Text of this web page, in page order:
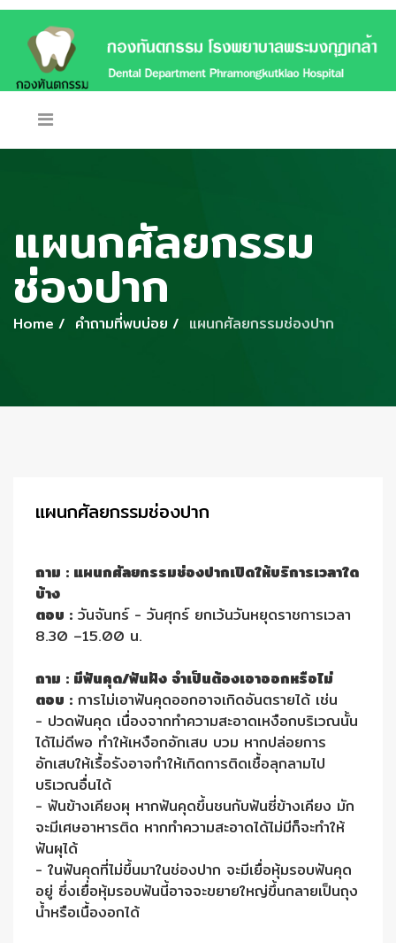
แผนกศัลยกรรม
ช่องปาก
Home คำถามที่พบบ่อย แผนกศัลยกรรมช่องปาก
แผนกศัลยกรรมช่องปาก
ถาม : แผนกศัลยกรรมช่องปากเปิดให้บริการเวลาใด
บ้าง
ตอบ : วันจันทร์ - วันศุกร์ ยกเว้นวันหยุดราชการเวลา
8.30 –15.00 น.
ถาม : มีฟันคุด/ฟันฝัง จำเป็นต้องเอาออกหรือไม่
ตอบ : การไม่เอาฟันคุดออกอาจเกิดอันตรายได้ เช่น
- ปวดฟันคุด เนื่องจากทำความสะอาดเหงือกบริเวณนั้น
ได้ไม่ดีพอ ทำให้เหงือกอักเสบ บวม หากปล่อยการ
อักเสบให้เรื้อรังอาจทำให้เกิดการติดเชื้อลุกลามไป
บริเวณอื่นได้
- ฟันข้างเคียงผุ หากฟันคุดขึ้นชนกับฟันซี่ข้างเคียง มัก
จะมีเศษอาหารติด หากทำความสะอาดได้ไม่มีก็จะทำให้
ฟันผุได้
- ในฟันคุดที่ไม่ขึ้นมาในช่องปาก จะมีเยื่อหุ้มรอบฟันคุด
อยู่ ซึ่งเยื่อหุ้มรอบฟันนี้อาจจะขยายใหญ่ขึ้นกลายเป็นถุง
น้ำหรือเนื้องอกได้